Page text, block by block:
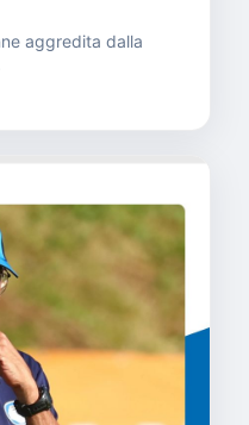
aggredita dalla